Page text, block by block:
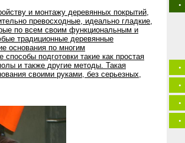
и монтажу деревянных покрытий,
превосходные, идеально гладкие,
по всем своим функциональным и
традиционные деревянные
основания по многим
подготовки такие как простая
и также другие методы. Такая
своими руками, без серьезных,
•
•
•
•
•